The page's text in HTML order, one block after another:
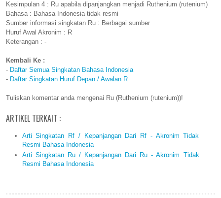
Kesimpulan 4 : Ru apabila dipanjangkan menjadi Ruthenium (rutenium)
Bahasa : Bahasa Indonesia tidak resmi
Sumber informasi singkatan Ru : Berbagai sumber
Huruf Awal Akronim : R
Keterangan : -
Kembali Ke :
- Daftar Semua Singkatan Bahasa Indonesia
- Daftar Singkatan Huruf Depan / Awalan R
Tuliskan komentar anda mengenai Ru (Ruthenium (rutenium))!
ARTIKEL TERKAIT :
Arti Singkatan Rf / Kepanjangan Dari Rf - Akronim Tidak
Resmi Bahasa Indonesia
Arti Singkatan Ru / Kepanjangan Dari Ru - Akronim Tidak
Resmi Bahasa Indonesia